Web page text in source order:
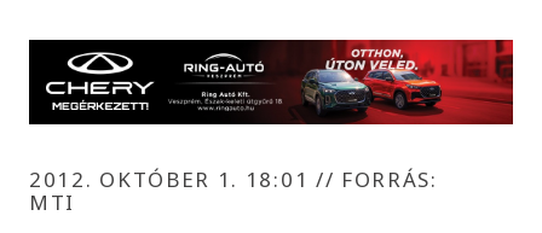
2012. OKTÓBER 1. 18:01 // FORRÁS:
MTI